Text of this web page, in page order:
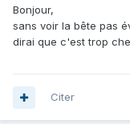
Bonjour,
sans voir la bête pas
dirai que c'est trop
Citer